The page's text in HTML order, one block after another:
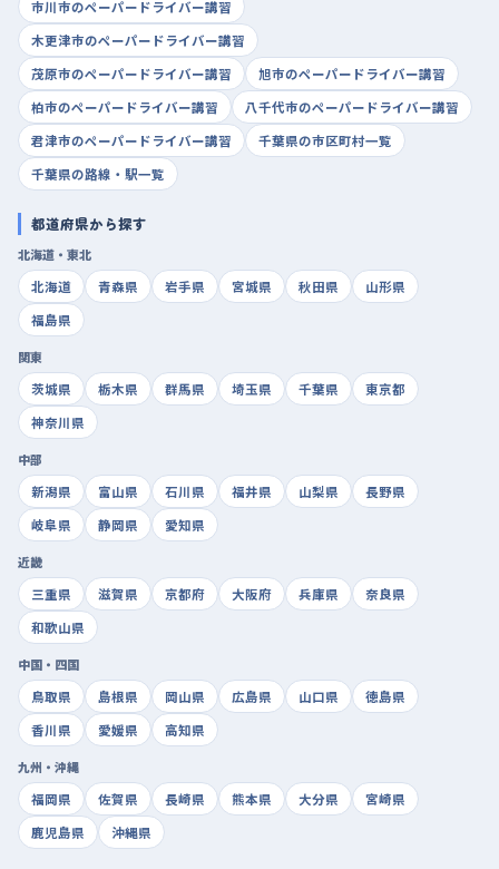
市川市のペーパードライバー講習
木更津市のペーパードライバー講習
茂原市のペーパードライバー講習
旭市のペーパードライバー講習
柏市のペーパードライバー講習
八千代市のペーパードライバー講習
君津市のペーパードライバー講習
千葉県の市区町村一覧
千葉県の路線・駅一覧
都道府県から探す
北海道・東北
北海道
青森県 岩手県 宮城県 秋田県
山形県
福島県
関東
茨城県
栃木県 群馬県 埼玉県 千葉県
東京都
神奈川県
中部
新潟県
富山県 石川県 福井県 山梨県
長野県
岐阜県
静岡県 愛知県
近畿
三重県
滋賀県 京都府 大阪府 兵庫県
奈良県
和歌山県
中国・四国
鳥取県
島根県 岡山県 広島県 山口県
徳島県
香川県
愛媛県 高知県
九州・沖縄
福岡県
佐賀県 長崎県 熊本県 大分県
宮崎県
鹿児島県
沖縄県